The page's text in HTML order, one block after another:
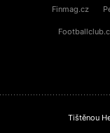
Finmag.cz
Tištěnou